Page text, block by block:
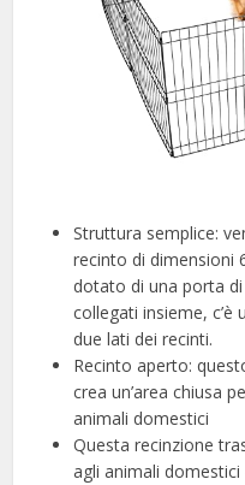
Struttura semplice:
recinto di dimensioni
dotato di una porta
collegati insieme,
due lati dei recinti.
Recinto aperto:
crea un’area chiusa
animali domestici
Questa recinzione
agli animali